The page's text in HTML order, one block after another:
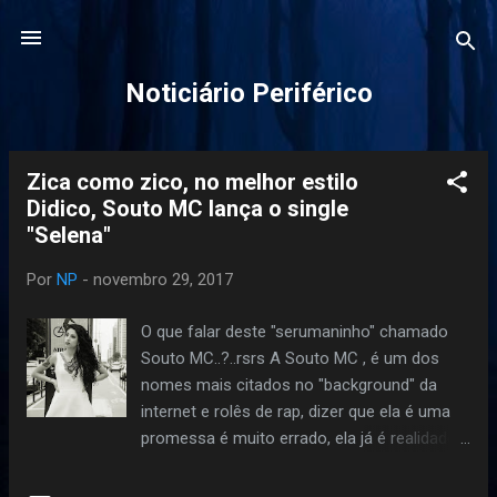
Noticiário Periférico
Zica como zico, no melhor estilo
Didico, Souto MC lança o single
"Selena"
Por NP - novembro 29, 2017
O que falar deste "serumaninho" chamado
Souto MC..?..rsrs A Souto MC , é um dos
nomes mais citados no "background" da
internet e rolês de rap, dizer que ela é uma
promessa é muito errado, ela já é realidade.